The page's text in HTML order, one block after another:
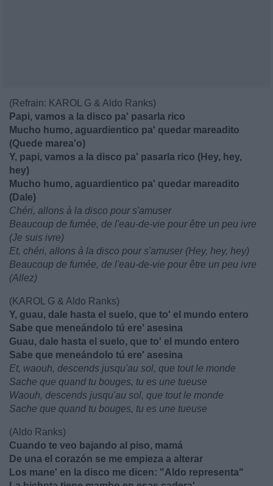
(Refrain: KAROL G & Aldo Ranks)
Papi, vamos a la disco pa' pasarla rico
Mucho humo, aguardientico pa' quedar mareadito
(Quede marea'o)
Y, papi, vamos a la disco pa' pasarla rico (Hey, hey,
hey)
Mucho humo, aguardientico pa' quedar mareadito
(Dale)
Chéri, allons à la disco pour s'amuser
Beaucoup de fumée, de l'eau-de-vie pour être un peu ivre
(Je suis ivre)
Et, chéri, allons à la disco pour s'amuser (Hey, hey, hey)
Beaucoup de fumée, de l'eau-de-vie pour être un peu ivre
(Allez)
(KAROL G & Aldo Ranks)
Y, guau, dale hasta el suelo, que to' el mundo entero
Sabe que meneándolo tú ere' asesina
Guau, dale hasta el suelo, que to' el mundo entero
Sabe que meneándolo tú ere' asesina
Et, waouh, descends jusqu'au sol, que tout le monde
Sache que quand tu bouges, tu es une tueuse
Waouh, descends jusqu'au sol, que tout le monde
Sache que quand tu bouges, tu es une tueuse
(Aldo Ranks)
Cuando te veo bajando al piso, mamá
De una el corazón se me empieza a alterar
Los mane' en la disco me dicen: "Aldo representa"